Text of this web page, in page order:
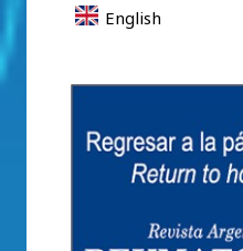
English